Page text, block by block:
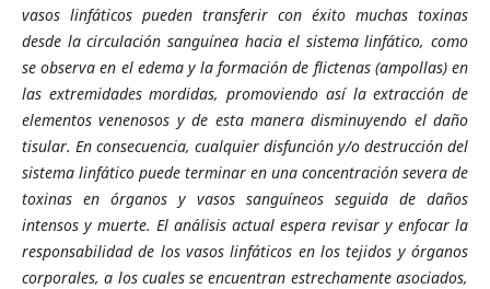
vasos linfáticos pueden transferir con éxito muchas toxinas
desde la circulación sanguínea hacia el sistema linfático, como
se observa en el edema y la formación de flictenas (ampollas) en
las extremidades mordidas, promoviendo así la extracción de
elementos venenosos y de esta manera disminuyendo el daño
tisular. En consecuencia, cualquier disfunción y/o destrucción del
sistema linfático puede terminar en una concentración severa de
toxinas en órganos y vasos sanguíneos seguida de daños
intensos y muerte. El análisis actual espera revisar y enfocar la
responsabilidad de los vasos linfáticos en los tejidos y órganos
corporales, a los cuales se encuentran estrechamente asociados,